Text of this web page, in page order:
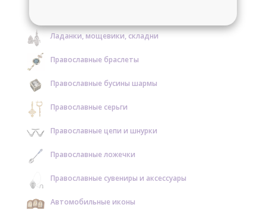
Ладанки, мощевики, складни
Православные браслеты
Православные бусины шармы
Православные серьги
Православные цепи и шнурки
Православные ложечки
Православные сувениры и аксессуары
Автомобильные иконы